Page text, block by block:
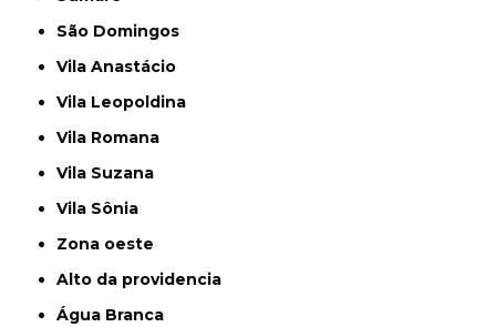
São Domingos
Vila Anastácio
Vila Leopoldina
Vila Romana
Vila Suzana
Vila Sônia
Zona oeste
alto da providencia
Água Branca